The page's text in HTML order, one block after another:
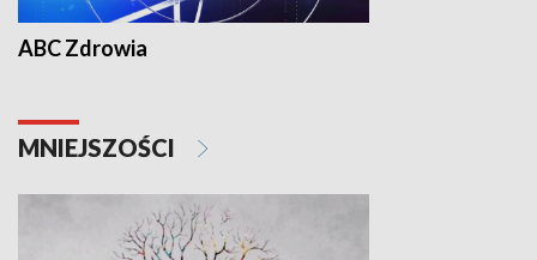
ABC Zdrowia
MNIEJSZOŚCI